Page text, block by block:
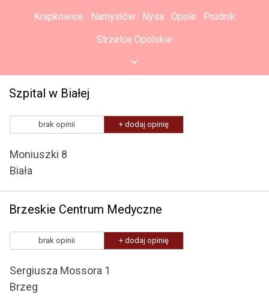
Krapkowice
Namysłów Nysa Opole
Prudnik
Strzelce Opolskie
Szpital w Białej
brak opinii + dodaj opinię
Moniuszki 8
Biała
Brzeskie Centrum Medyczne
brak opinii + dodaj opinię
Sergiusza Mossora 1
Brzeg